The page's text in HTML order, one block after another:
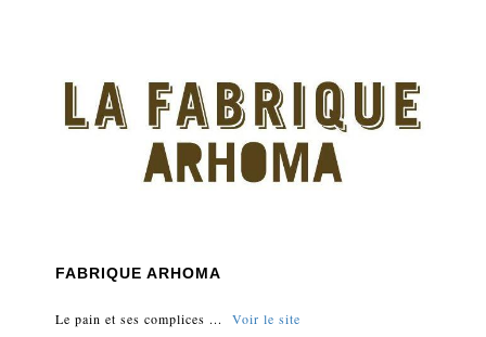
FABRIQUE ARHOMA
Le pain et ses complices ... Voir le site